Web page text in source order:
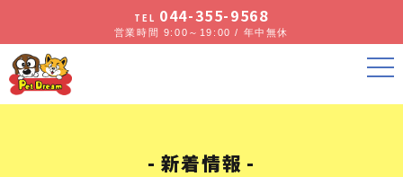
TEL 044-355-9568
営業時間 9:00～19:00 / 年中無休
新着情報